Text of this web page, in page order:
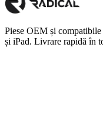
Piese OEM și
și iPad. Livrare rapidă în